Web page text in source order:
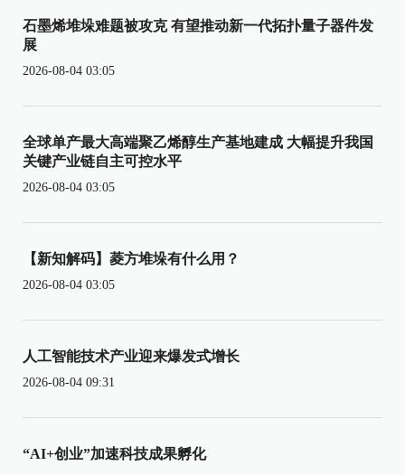
石墨烯堆垛难题被攻克 有望推动新一代拓扑量子器件发
展
2026-08-04 03:05
全球单产最大高端聚乙烯醇生产基地建成 大幅提升我国
关键产业链自主可控水平
2026-08-04 03:05
【新知解码】菱方堆垛有什么用？
2026-08-04 03:05
人工智能技术产业迎来爆发式增长
2026-08-04 09:31
“AI+创业”加速科技成果孵化